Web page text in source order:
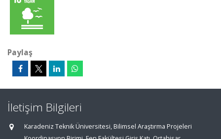
Paylaş
İletişim Bilgileri
Karadeniz Teknik Üniversitesi, Bilimsel Araştırma Projeleri